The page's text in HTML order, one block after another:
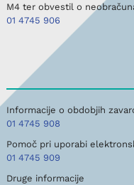
M4 ter obvestil o
01 4745 906
Informacije o obdobjih
01 4745 908
Pomoč pri uporabi
01 4745 909
Druge informacije